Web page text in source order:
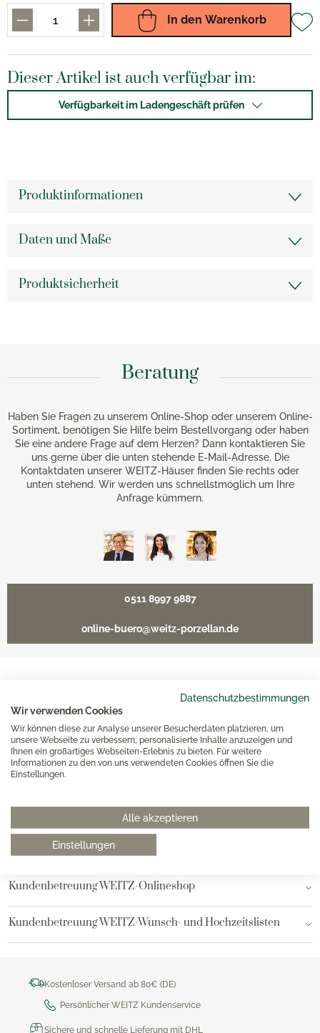
Datenschutzbestimmungen
Wir verwenden Cookies
Wir können diese zur Analyse unserer Besucherdaten platzieren, um
unsere Webseite zu verbessern, personalisierte Inhalte anzuzeigen und
Ihnen ein großartiges Webseiten-Erlebnis zu bieten. Für weitere
Informationen zu den von uns verwendeten Cookies öffnen Sie die
Einstellungen.
Alle akzeptieren
Einstellungen
In den Warenkorb
Dieser Artikel ist auch verfügbar im:
Verfügbarkeit im Ladengeschäft prüfen
Produktinformationen
Daten und Maße
Produktsicherheit
Beratung
Haben Sie Fragen zu unserem Online-Shop oder unserem Online-
Sortiment, benötigen Sie Hilfe beim Bestellvorgang oder haben
Sie eine andere Frage auf dem Herzen? Dann kontaktieren Sie
uns gerne über die unten stehende E-Mail-Adresse. Die
Kontaktdaten unserer WEITZ-Häuser finden Sie rechts oder
unten stehend. Wir werden uns schnellstmöglich um Ihre
Anfrage kümmern.
0511 8997 9887
online-buero@weitz-porzellan.de
Unsere Häuser
Hannover
Hamburg am Neuen Wall
Kundenbetreuung WEITZ-Onlineshop
Kundenbetreuung WEITZ-Wunsch- und Hochzeitslisten
Kostenloser Versand ab 80€ (DE)
Persönlicher WEITZ Kundenservice
Sichere und schnelle Lieferung mit DHL